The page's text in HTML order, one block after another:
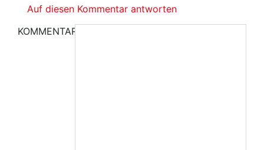
Auf diesen Kommentar antworten
KOMMENTAR